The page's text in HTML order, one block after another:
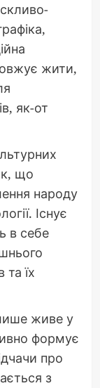
жити,
як-от
що
народу
Існує
в себе
їх
живе у
формує
про
з